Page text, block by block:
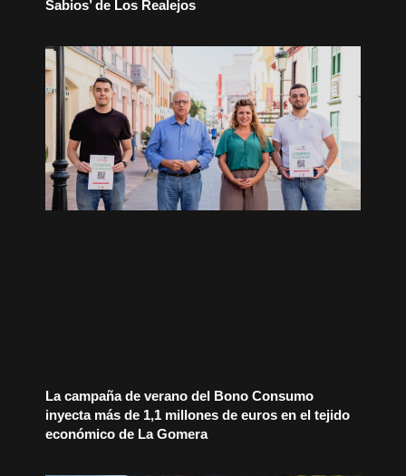
Sabios’ de Los Realejos
La campaña de verano del Bono Consumo
inyecta más de 1,1 millones de euros en el tejido
económico de La Gomera